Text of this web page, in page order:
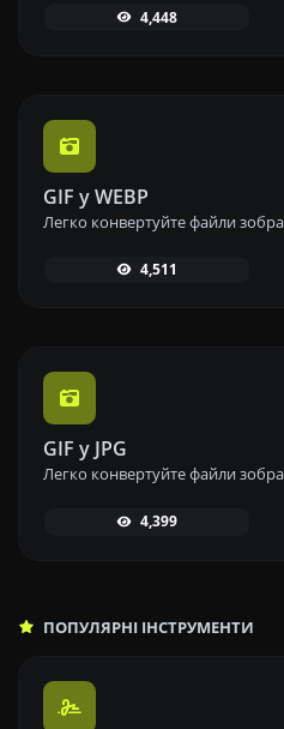
4,448
GIF у WEBP
4,511
GIF у JPG
4,399
ПОПУЛЯРНІ ІНСТРУМЕНТИ